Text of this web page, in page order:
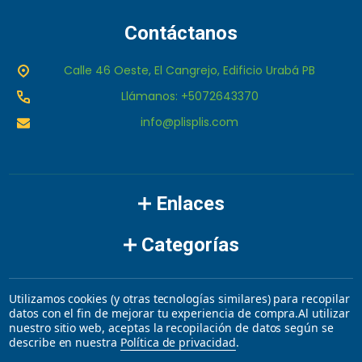
Contáctanos
Calle 46 Oeste, El Cangrejo, Edificio Urabá PB
Llámanos: +5072643370
info@plisplis.com
Enlaces
Categorías
Marcas
©2026 plisplis.
Utilizamos cookies (y otras tecnologías similares) para recopilar
datos con el fin de mejorar tu experiencia de compra.Al utilizar
nuestro sitio web, aceptas la recopilación de datos según se
describe en nuestra Política de privacidad.